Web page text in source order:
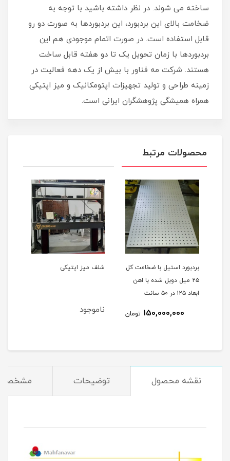
ساخته می شوند. در نظر داشته باشید با توجه به
ضخامت بالای این بردبورد، این بردبوردها به صورت دو رو
قابل استفاده است. در صورت اتمام موجودی هم این
بردبوردها با زمان تحویل یک تا دو هفته قابل ساخت
هستند. شرکت مه فناور با بیش از یک دهه فعالیت در
زمینه طراحی و تولید تجهیزات اپتومکانیک و میز اپتیکی
همراه همیشگی پژوهشگران ایرانی است.
محصولات مرتبط
بردبورد استیل با ضخامت کل
۲۵ میل دوبل شده با اهن
ابعاد ۱۲۵ در ۵۰ سانت
150,000,000 تومان
شلف میز اپتیکی
ناموجود
نقشه محصول توضیحات